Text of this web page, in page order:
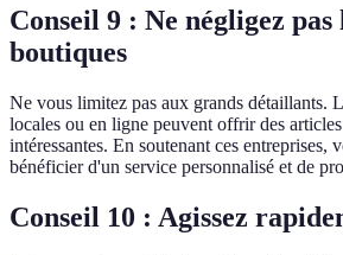
Conseil 9 : Ne négligez pas
boutiques
Ne vous limitez pas aux grands détaillants.
locales ou en ligne peuvent offrir des
intéressantes. En soutenant ces entreprises,
bénéficier d'un service personnalisé et de
Conseil 10 : Agissez